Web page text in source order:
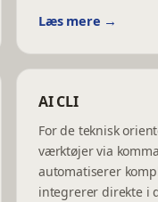
Læs mere →
AI CLI
For de teknisk
værktøjer via
automatiserer
integrerer direkte i